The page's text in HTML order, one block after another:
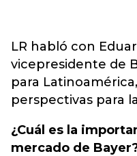
LR habló con
vicepresidente de
para
perspectivas para
¿Cuál es la
mercado de